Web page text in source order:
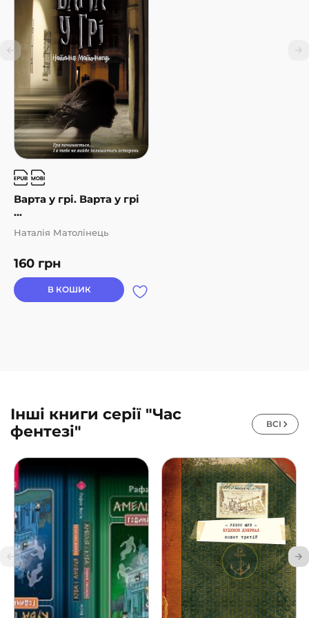
Варта у грі. Варта у грі
...
160 грн
Наталія Матолінець
В КОШИК
Інші книги серії "Час
фентезі"
ВСІ